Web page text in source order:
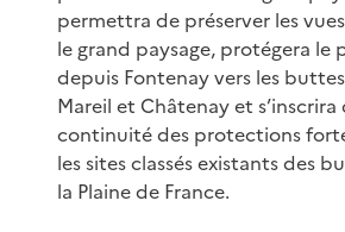
permettra de préserver les
le grand paysage, protégera le
depuis Fontenay vers les
Mareil et Châtenay et s’inscrira
continuité des protections
les sites classés existants des
la Plaine de France.